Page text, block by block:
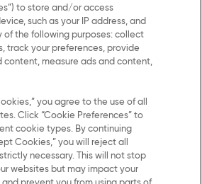
Contacto
to store and/or access
such as your IP address, and
of the following purposes: collect
track your preferences, provide
content, measure ads and content,
you agree to the use of all
Click “Cookie Preferences” to
cookie types. By continuing
Cookies,” you will reject all
necessary. This will not stop
websites but may impact your